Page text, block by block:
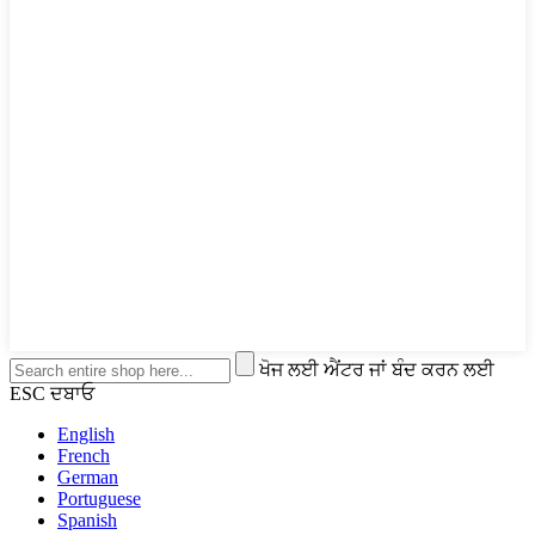
ਖੋਜ ਲਈ ਐਂਟਰ ਜਾਂ ਬੰਦ ਕਰਨ ਲਈ
ESC ਦਬਾਓ
English
French
German
Portuguese
Spanish